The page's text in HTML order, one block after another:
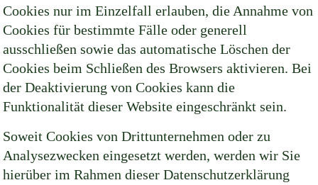
Cookies nur im Einzelfall erlauben, die Annahme von
Cookies für bestimmte Fälle oder generell
ausschließen sowie das automatische Löschen der
Cookies beim Schließen des Browsers aktivieren. Bei
der Deaktivierung von Cookies kann die
Funktionalität dieser Website eingeschränkt sein.
Soweit Cookies von Drittunternehmen oder zu
Analysezwecken eingesetzt werden, werden wir Sie
hierüber im Rahmen dieser Datenschutzerklärung